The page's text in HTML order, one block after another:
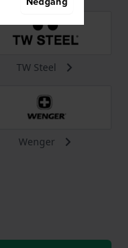
TW Steel
Wenger